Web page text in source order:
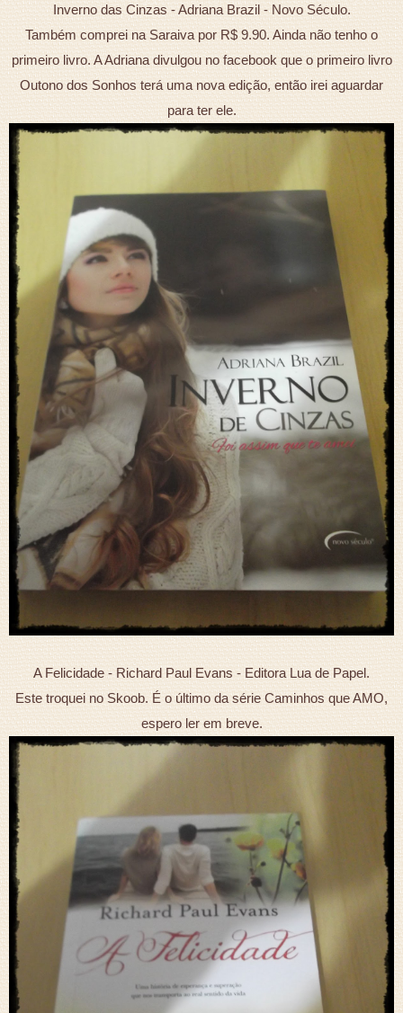
Inverno das Cinzas - Adriana Brazil - Novo Século.
Também comprei na Saraiva por R$ 9.90. Ainda não tenho o
primeiro livro. A Adriana divulgou no facebook que o primeiro livro
Outono dos Sonhos terá uma nova edição, então irei aguardar
para ter ele.
A Felicidade - Richard Paul Evans - Editora Lua de Papel.
Este troquei no Skoob. É o último da série Caminhos que AMO,
espero ler em breve.